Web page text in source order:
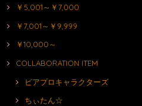
￥5,001～￥7,000
￥7,001～￥9,999
￥10,000～
COLLABORATION ITEM
ピアプロキャラクターズ
ちぃたん☆